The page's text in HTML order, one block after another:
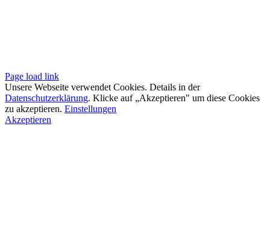
Page load link
Unsere Webseite verwendet Cookies. Details in der
Datenschutzerklärung. Klicke auf „Akzeptieren" um diese Cookies
zu akzeptieren. Einstellungen
Akzeptieren